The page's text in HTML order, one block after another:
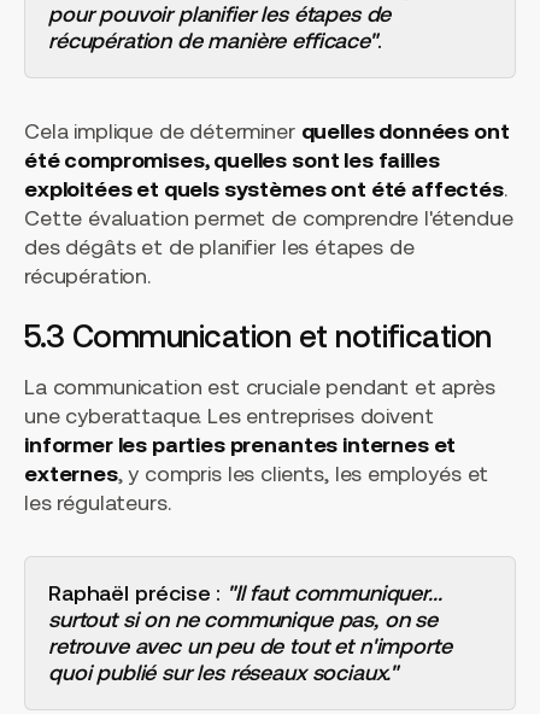
pour pouvoir planifier les étapes de
récupération de manière efficace".
Cela implique de déterminer quelles données ont
été compromises, quelles sont les failles
exploitées et quels systèmes ont été affectés.
Cette évaluation permet de comprendre l'étendue
des dégâts et de planifier les étapes de
récupération.
5.3 Communication et notification
La communication est cruciale pendant et après
une cyberattaque. Les entreprises doivent
informer les parties prenantes internes et
externes, y compris les clients, les employés et
les régulateurs.
Raphaël précise : "Il faut communiquer...
surtout si on ne communique pas, on se
retrouve avec un peu de tout et n'importe
quoi publié sur les réseaux sociaux."